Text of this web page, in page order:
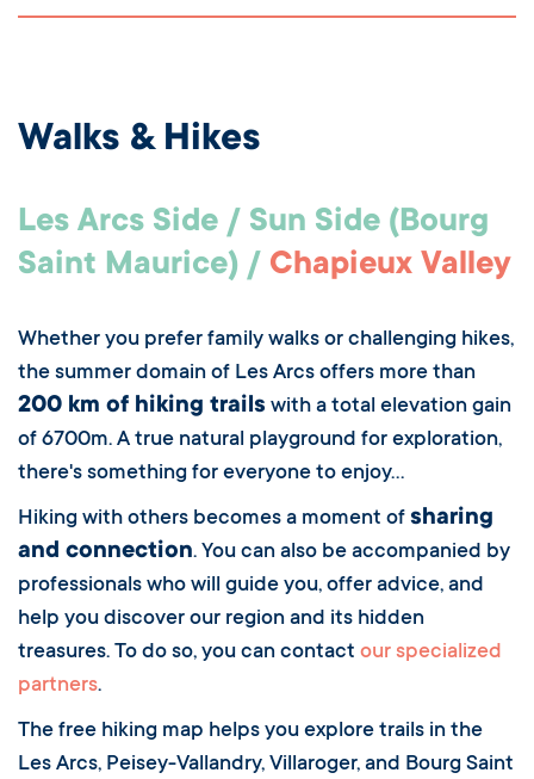
Walks & Hikes
Les Arcs Side / Sun Side (Bourg
Saint Maurice) / Chapieux Valley
Whether you prefer family walks or challenging hikes,
the summer domain of Les Arcs offers more than
200 km of hiking trails with a total elevation gain
of 6700m. A true natural playground for exploration,
there's something for everyone to enjoy...
Hiking with others becomes a moment of sharing
and connection. You can also be accompanied by
professionals who will guide you, offer advice, and
help you discover our region and its hidden
treasures. To do so, you can contact our specialized
partners.
The free hiking map helps you explore trails in the
Les Arcs, Peisey-Vallandry, Villaroger, and Bourg Saint